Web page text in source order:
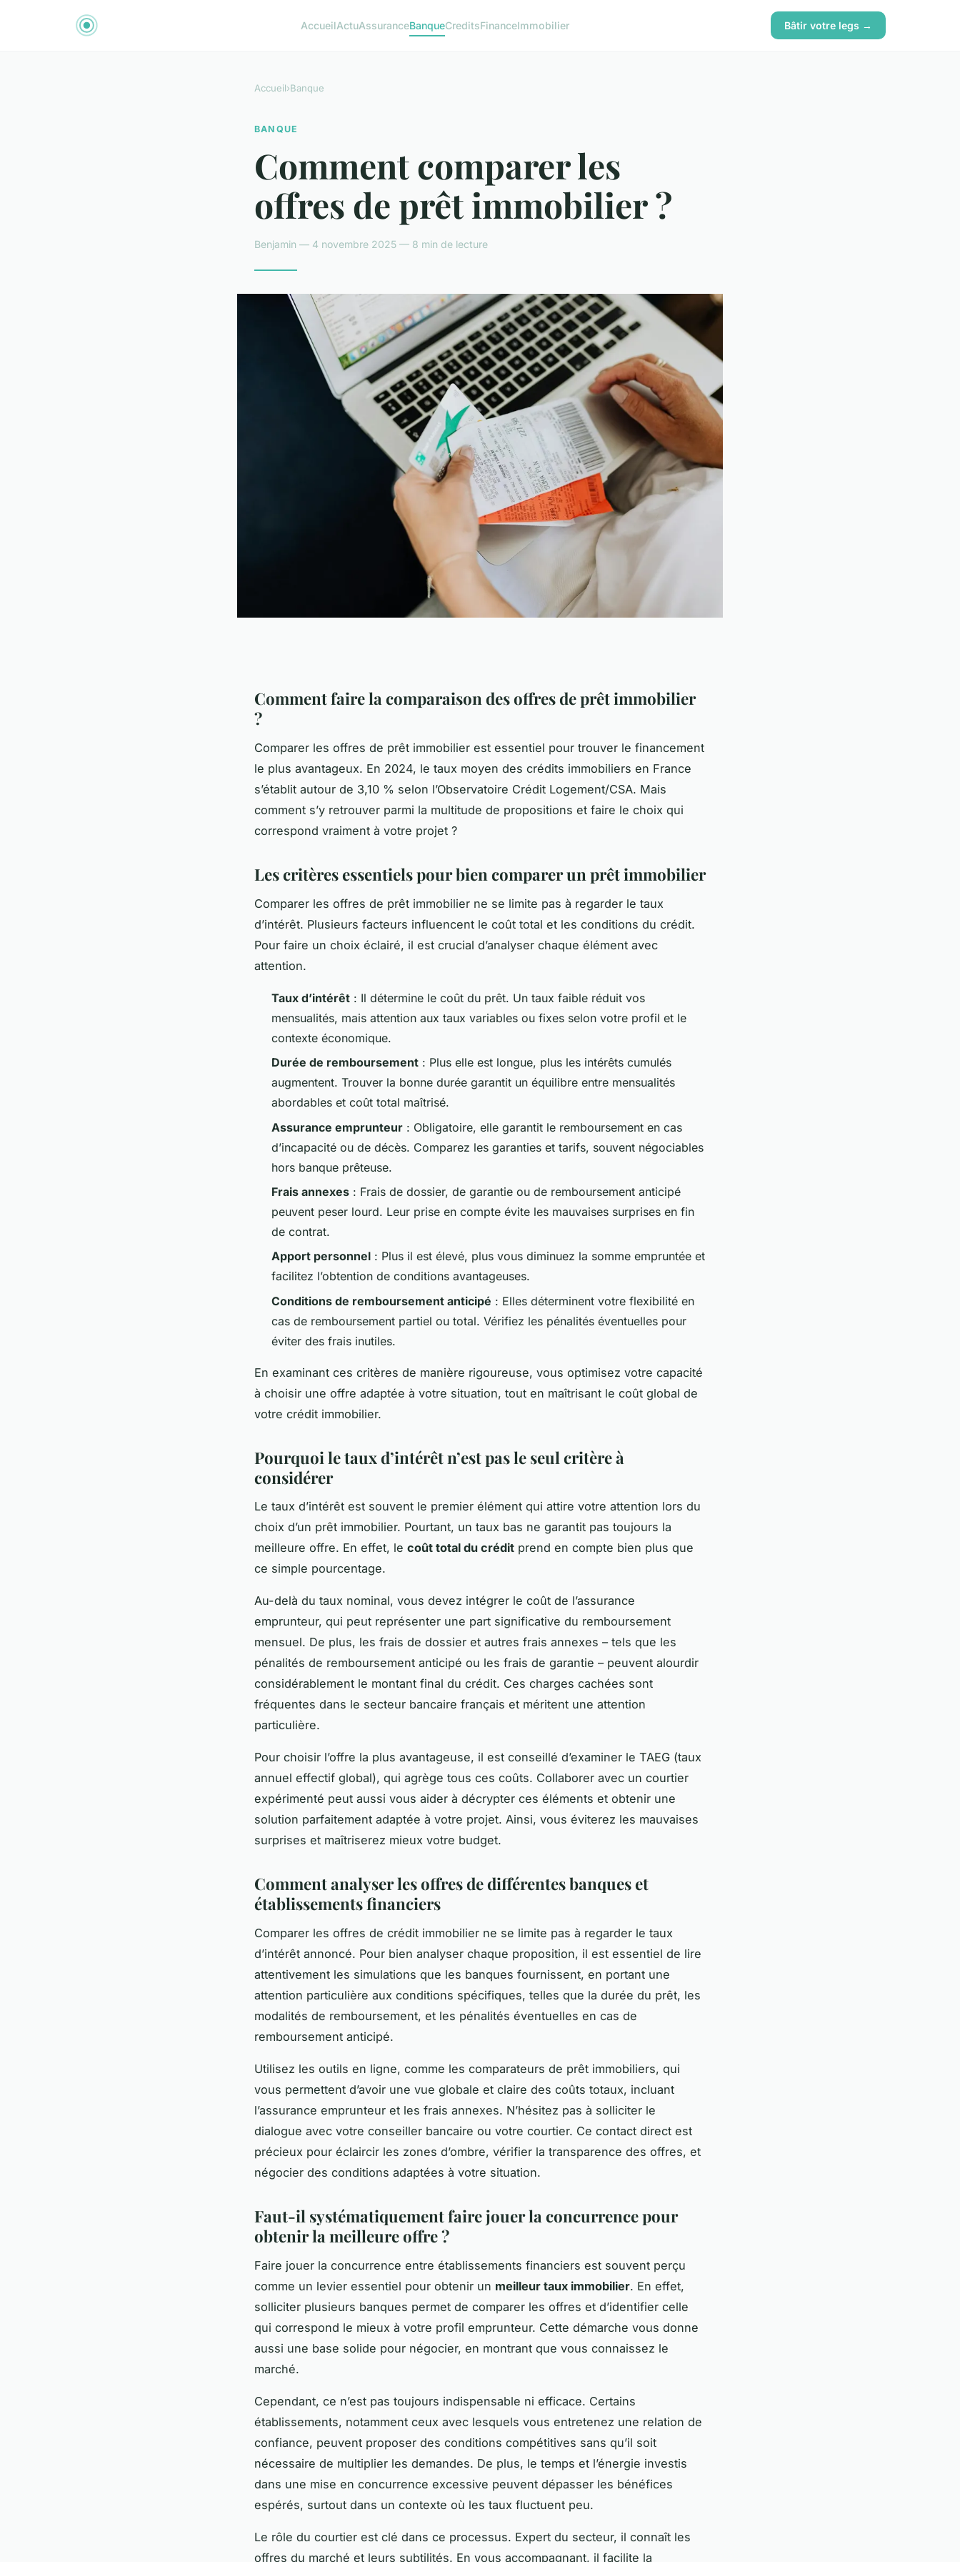
AccueilActuAssuranceBanqueCreditsFinanceImmobilier Bâtir votre legs →
Accueil›Banque
BANQUE
Comment comparer les
offres de prêt immobilier ?
Benjamin — 4 novembre 2025 — 8 min de lecture
Comment faire la comparaison des offres de prêt immobilier
?
Comparer les offres de prêt immobilier est essentiel pour trouver le financement
le plus avantageux. En 2024, le taux moyen des crédits immobiliers en France
s’établit autour de 3,10 % selon l’Observatoire Crédit Logement/CSA. Mais
comment s’y retrouver parmi la multitude de propositions et faire le choix qui
correspond vraiment à votre projet ?
Les critères essentiels pour bien comparer un prêt immobilier
Comparer les offres de prêt immobilier ne se limite pas à regarder le taux
d’intérêt. Plusieurs facteurs influencent le coût total et les conditions du crédit.
Pour faire un choix éclairé, il est crucial d’analyser chaque élément avec
attention.
Taux d’intérêt : Il détermine le coût du prêt. Un taux faible réduit vos
mensualités, mais attention aux taux variables ou fixes selon votre profil et le
contexte économique.
Durée de remboursement : Plus elle est longue, plus les intérêts cumulés
augmentent. Trouver la bonne durée garantit un équilibre entre mensualités
abordables et coût total maîtrisé.
Assurance emprunteur : Obligatoire, elle garantit le remboursement en cas
d’incapacité ou de décès. Comparez les garanties et tarifs, souvent négociables
hors banque prêteuse.
Frais annexes : Frais de dossier, de garantie ou de remboursement anticipé
peuvent peser lourd. Leur prise en compte évite les mauvaises surprises en fin
de contrat.
Apport personnel : Plus il est élevé, plus vous diminuez la somme empruntée et
facilitez l’obtention de conditions avantageuses.
Conditions de remboursement anticipé : Elles déterminent votre flexibilité en
cas de remboursement partiel ou total. Vérifiez les pénalités éventuelles pour
éviter des frais inutiles.
En examinant ces critères de manière rigoureuse, vous optimisez votre capacité
à choisir une offre adaptée à votre situation, tout en maîtrisant le coût global de
votre crédit immobilier.
Pourquoi le taux d’intérêt n’est pas le seul critère à
considérer
Le taux d’intérêt est souvent le premier élément qui attire votre attention lors du
choix d’un prêt immobilier. Pourtant, un taux bas ne garantit pas toujours la
meilleure offre. En effet, le coût total du crédit prend en compte bien plus que
ce simple pourcentage.
Au-delà du taux nominal, vous devez intégrer le coût de l’assurance
emprunteur, qui peut représenter une part significative du remboursement
mensuel. De plus, les frais de dossier et autres frais annexes – tels que les
pénalités de remboursement anticipé ou les frais de garantie – peuvent alourdir
considérablement le montant final du crédit. Ces charges cachées sont
fréquentes dans le secteur bancaire français et méritent une attention
particulière.
Pour choisir l’offre la plus avantageuse, il est conseillé d’examiner le TAEG (taux
annuel effectif global), qui agrège tous ces coûts. Collaborer avec un courtier
expérimenté peut aussi vous aider à décrypter ces éléments et obtenir une
solution parfaitement adaptée à votre projet. Ainsi, vous éviterez les mauvaises
surprises et maîtriserez mieux votre budget.
Comment analyser les offres de différentes banques et
établissements financiers
Comparer les offres de crédit immobilier ne se limite pas à regarder le taux
d’intérêt annoncé. Pour bien analyser chaque proposition, il est essentiel de lire
attentivement les simulations que les banques fournissent, en portant une
attention particulière aux conditions spécifiques, telles que la durée du prêt, les
modalités de remboursement, et les pénalités éventuelles en cas de
remboursement anticipé.
Utilisez les outils en ligne, comme les comparateurs de prêt immobiliers, qui
vous permettent d’avoir une vue globale et claire des coûts totaux, incluant
l’assurance emprunteur et les frais annexes. N’hésitez pas à solliciter le
dialogue avec votre conseiller bancaire ou votre courtier. Ce contact direct est
précieux pour éclaircir les zones d’ombre, vérifier la transparence des offres, et
négocier des conditions adaptées à votre situation.
Faut-il systématiquement faire jouer la concurrence pour
obtenir la meilleure offre ?
Faire jouer la concurrence entre établissements financiers est souvent perçu
comme un levier essentiel pour obtenir un meilleur taux immobilier. En effet,
solliciter plusieurs banques permet de comparer les offres et d’identifier celle
qui correspond le mieux à votre profil emprunteur. Cette démarche vous donne
aussi une base solide pour négocier, en montrant que vous connaissez le
marché.
Cependant, ce n’est pas toujours indispensable ni efficace. Certains
établissements, notamment ceux avec lesquels vous entretenez une relation de
confiance, peuvent proposer des conditions compétitives sans qu’il soit
nécessaire de multiplier les demandes. De plus, le temps et l’énergie investis
dans une mise en concurrence excessive peuvent dépasser les bénéfices
espérés, surtout dans un contexte où les taux fluctuent peu.
Le rôle du courtier est clé dans ce processus. Expert du secteur, il connaît les
offres du marché et leurs subtilités. En vous accompagnant, il facilite la